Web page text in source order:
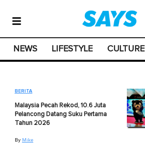
NEWS LIFESTYLE CULTURE
BERITA
Malaysia Pecah Rekod, 10.6 Juta
Pelancong Datang Suku Pertama
Tahun 2026
By Mike